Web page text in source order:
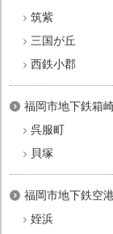
筑紫
三国が丘
西鉄小郡
福岡市地下鉄箱
呉服町
貝塚
福岡市地下鉄空
姪浜